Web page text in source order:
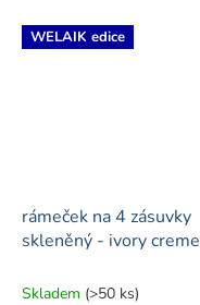
WELAIK edice
rámeček na 4 zásuvky
skleněný - ivory creme
Skladem (>50 ks)